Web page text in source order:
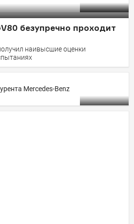
безупречно проходит
наивысшие оценки
Mercedes-Benz